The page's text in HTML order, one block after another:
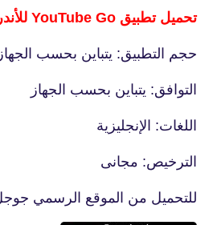
تحميل تطبيق YouTube Go‏ للأندرويد
حجم التطبيق: يتباين بحسب الجهاز
التوافق: يتباين بحسب الجهاز
اللغات: الإنجليزية
الترخيص: مجانى
للتحميل من الموقع الرسمي